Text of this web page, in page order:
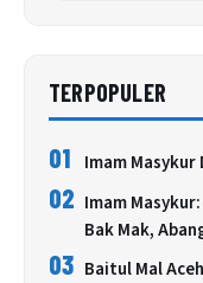
TERPOPULER
01 Imam
02 Imam
Bak Mak,
03 Baitul Mal